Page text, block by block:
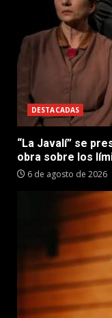
DESTACADAS
“La Javalí” se
obra sobre los
6 de agosto de 2026